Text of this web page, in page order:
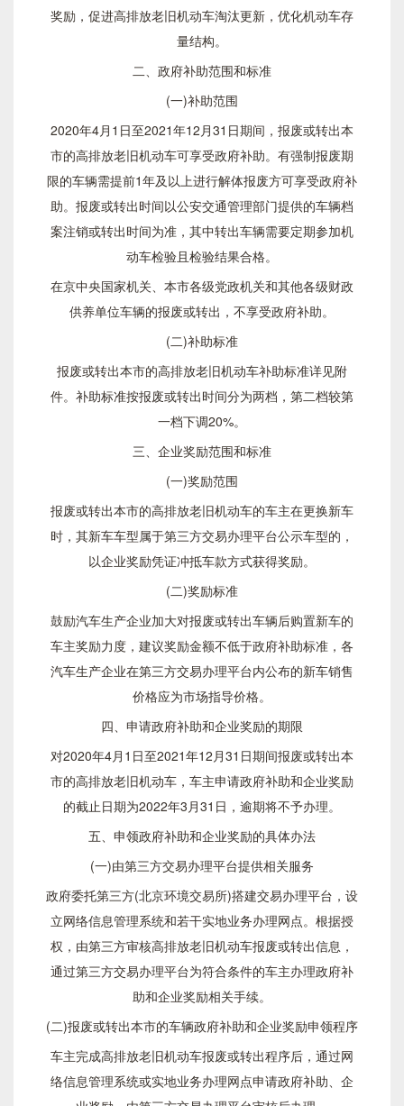
奖励，促进高排放老旧机动车淘汰更新，优化机动车存
量结构。
二、政府补助范围和标准
(一)补助范围
2020年4月1日至2021年12月31日期间，报废或转出本
市的高排放老旧机动车可享受政府补助。有强制报废期
限的车辆需提前1年及以上进行解体报废方可享受政府补
助。报废或转出时间以公安交通管理部门提供的车辆档
案注销或转出时间为准，其中转出车辆需要定期参加机
动车检验且检验结果合格。
在京中央国家机关、本市各级党政机关和其他各级财政
供养单位车辆的报废或转出，不享受政府补助。
(二)补助标准
报废或转出本市的高排放老旧机动车补助标准详见附
件。补助标准按报废或转出时间分为两档，第二档较第
一档下调20%。
三、企业奖励范围和标准
(一)奖励范围
报废或转出本市的高排放老旧机动车的车主在更换新车
时，其新车车型属于第三方交易办理平台公示车型的，
以企业奖励凭证冲抵车款方式获得奖励。
(二)奖励标准
鼓励汽车生产企业加大对报废或转出车辆后购置新车的
车主奖励力度，建议奖励金额不低于政府补助标准，各
汽车生产企业在第三方交易办理平台内公布的新车销售
价格应为市场指导价格。
四、申请政府补助和企业奖励的期限
对2020年4月1日至2021年12月31日期间报废或转出本
市的高排放老旧机动车，车主申请政府补助和企业奖励
的截止日期为2022年3月31日，逾期将不予办理。
五、申领政府补助和企业奖励的具体办法
(一)由第三方交易办理平台提供相关服务
政府委托第三方(北京环境交易所)搭建交易办理平台，设
立网络信息管理系统和若干实地业务办理网点。根据授
权，由第三方审核高排放老旧机动车报废或转出信息，
通过第三方交易办理平台为符合条件的车主办理政府补
助和企业奖励相关手续。
(二)报废或转出本市的车辆政府补助和企业奖励申领程序
车主完成高排放老旧机动车报废或转出程序后，通过网
络信息管理系统或实地业务办理网点申请政府补助、企